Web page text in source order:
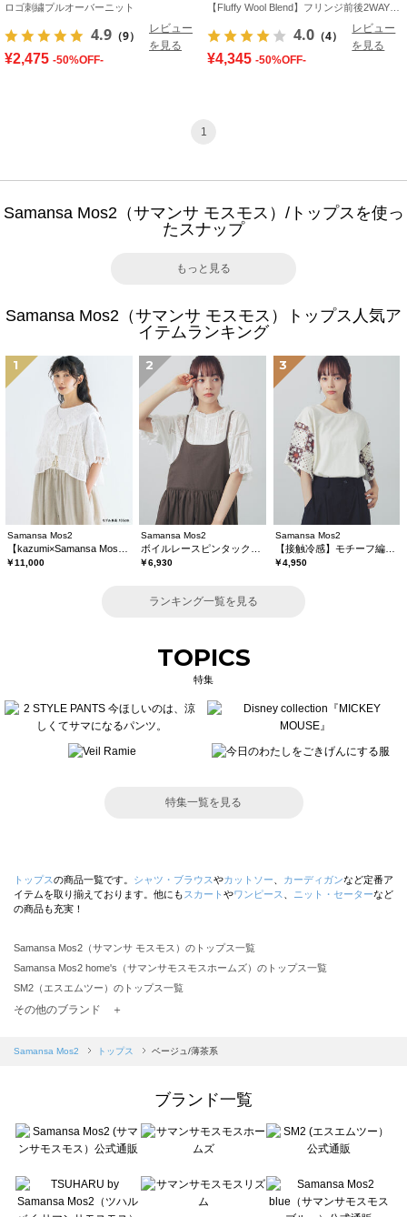
ロゴ刺繍プルオーバーニット
4.9 （9）
レビュー
を見る
¥2,475 -50%OFF-
4.0 （4）
レビュー
を見る
¥4,345 -50%OFF-
1
Samansa Mos2（サマンサ モスモス）/トップスを使っ
たスナップ
もっと見る
Samansa Mos2（サマンサ モスモス）トップス人気ア
イテムランキング
1
Samansa Mos2
￥11,000
2
Samansa Mos2
￥6,930
3
Samansa Mos2
【接触冷感】モチーフ編みコンビカットソー
￥4,950
ランキング一覧を見る
TOPICS
特集
特集一覧を見る
トップスの商品一覧です。 シャツ・ブラウスやカットソー カーディガンなど定番ア
イテムを取り揃えております。他にも スカート やワンピース ニット・セーターなど
の商品も充実！
Samansa Mos2（サマンサ モスモス）のトップス一覧
Samansa Mos2 home's（サマンサモスモスホームズ）のトップス一覧
SM2（エスエムツー）のトップス一覧
TSUHARU by Samansa Mos2（ツハルバイサマンサモスモス）のトップス一覧
Samansa Mos2 blue（サマンサモスモス ブルー）のトップス一覧
sō4ū（ソウフォーユー）のトップス一覧
Te chichi（テチチ）のトップス一覧
Te chichi CLASSIC（テチチ クラシック）のトップス一覧
Lugnoncure（ルノンキュール）のトップス一覧
BETTY'S BLUE（べティーズブルー）のトップス一覧
その他のブランド ＋
Samansa Mos2 トップス ベージュ/薄茶系
ブランド一覧